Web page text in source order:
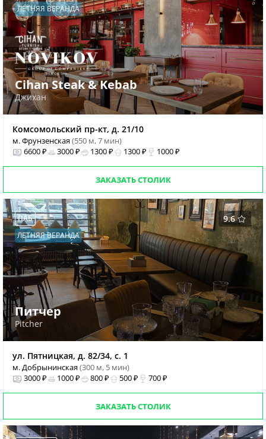
ЛЕТНЯЯ ВЕРАНДА
Cihan Steak & Kebab
Джихан
Комсомольский пр-кт, д. 21/10
м. Фрунзенская(550 м, 7 мин)
6600 ₽
3000 ₽ 1300 ₽ 1300 ₽ 1000 ₽
ЗАКАЗАТЬ СТОЛИК
9.6
ПАБ
ЛЕТНЯЯ ВЕРАНДА
Питчер
Pitcher
ул. Пятницкая, д. 82/34, с. 1
м. Добрынинская(300 м, 5 мин)
3000 ₽
1000 ₽ 800 ₽ 500 ₽ 700 ₽
ЗАКАЗАТЬ СТОЛИК